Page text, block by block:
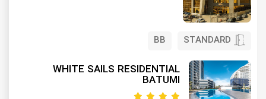
STANDARD
BB
WHITE SAILS RESIDENTIAL
BATUMI